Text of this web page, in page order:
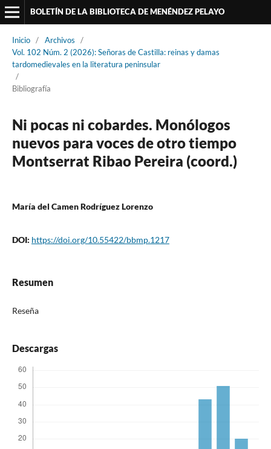
BOLETÍN DE LA BIBLIOTECA DE MENÉNDEZ PELAYO
Inicio / Archivos
/
Vol. 102 Núm. 2 (2026): Señoras de Castilla: reinas y damas
tardomedievales en la literatura peninsular
/
Bibliografía
Ni pocas ni cobardes. Monólogos
nuevos para voces de otro tiempo
Montserrat Ribao Pereira (coord.)
María del Camen Rodríguez Lorenzo
DOI: https://doi.org/10.55422/bbmp.1217
Resumen
Reseña
Descargas